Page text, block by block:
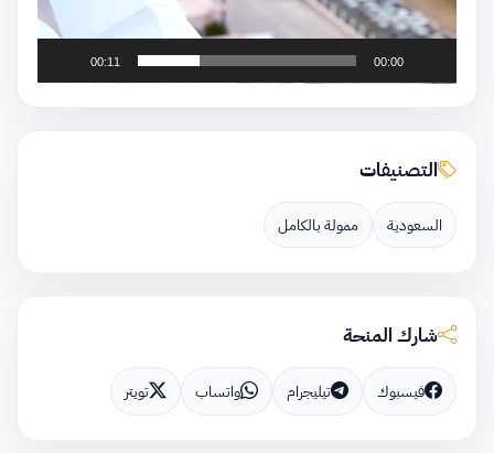
00:00
00:11
التصنيفات
السعودية ممولة بالكامل
شارك المنحة
فيسبوك تيليجرام واتساب تويتر